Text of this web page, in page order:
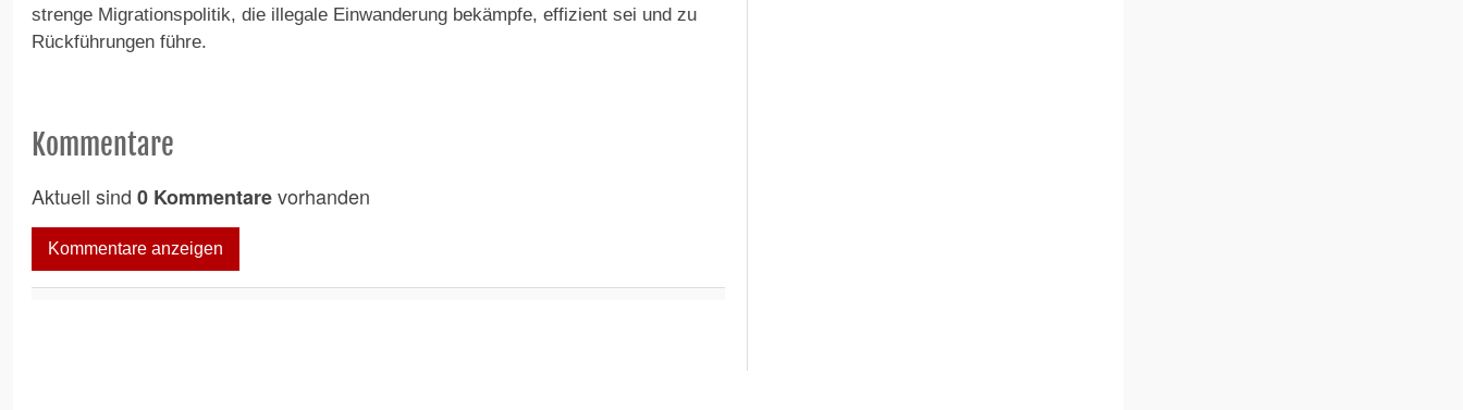
strenge Migrationspolitik, die illegale Einwanderung bekämpfe, effizient sei und zu
Rückführungen führe.
Kommentare
Aktuell sind 0 Kommentarevorhanden
Kommentare anzeigen